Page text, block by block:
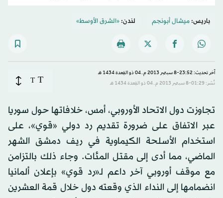
باريس:ميشال أبونجم لندن:«الشرق الأوسط»
آخر تحديث: 23:52-8 سبتمبر 2013 م ـ 04 ذو القِعدة 1434 هـ
نُشر: 01:29-8 سبتمبر 2013 م ـ 04 ذو القِعدة 1434 هـ
T
T
تجاوزت دول الاتحاد الأوروبي، أمس، خلافاتها حول سوريا
عبر الاتفاق على ضرورة تقديم رد دولي «قوي»، على
استخدام الأسلحة الكيماوية في ريف دمشق الشهر
الماضي، مما أدى إلى مقتل المئات. وجاء ذلك بالتزامن
مع موقف أوروبي آخر داعم لـ«رد قوي» بإعلان ألمانيا
انضمامها إلى النداء الذي وقعته دول خلال قمة العشرين